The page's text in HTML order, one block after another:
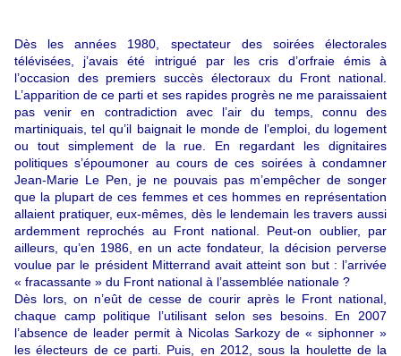
Dès les années 1980, spectateur des soirées électorales
télévisées, j’avais été intrigué par les cris d’orfraie émis à
l’occasion des premiers succès électoraux du Front national.
L’apparition de ce parti et ses rapides progrès ne me paraissaient
pas venir en contradiction avec l’air du temps, connu des
martiniquais, tel qu’il baignait le monde de l’emploi, du logement
ou tout simplement de la rue. En regardant les dignitaires
politiques s’époumoner au cours de ces soirées à condamner
Jean-Marie Le Pen, je ne pouvais pas m’empêcher de songer
que la plupart de ces femmes et ces hommes en représentation
allaient pratiquer, eux-mêmes, dès le lendemain les travers aussi
ardemment reprochés au Front national. Peut-on oublier, par
ailleurs, qu’en 1986, en un acte fondateur, la décision perverse
voulue par le président Mitterrand avait atteint son but : l’arrivée
« fracassante » du Front national à l’assemblée nationale ?
Dès lors, on n’eût de cesse de courir après le Front national,
chaque camp politique l’utilisant selon ses besoins. En 2007
l’absence de leader permit à Nicolas Sarkozy de « siphonner »
les électeurs de ce parti. Puis, en 2012, sous la houlette de la